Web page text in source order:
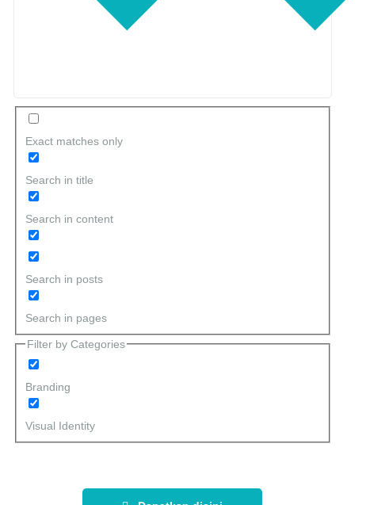
Exact matches only
Search in title
Search in content
Search in posts
Search in pages
Filter by Categories
Branding
Visual Identity